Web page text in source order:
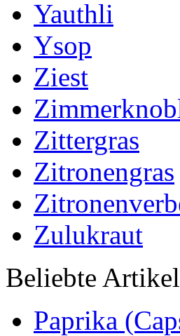
Yauthli
Ysop
Ziest
Zittergras
Zitronengras
Zulukraut
Beliebte Artikel
Paprika